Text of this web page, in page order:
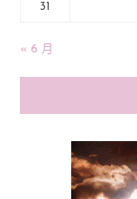
31
« 6 月